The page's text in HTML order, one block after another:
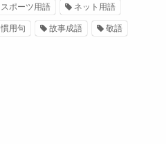
スポーツ用語 ネット用語
慣用句 故事成語 敬語